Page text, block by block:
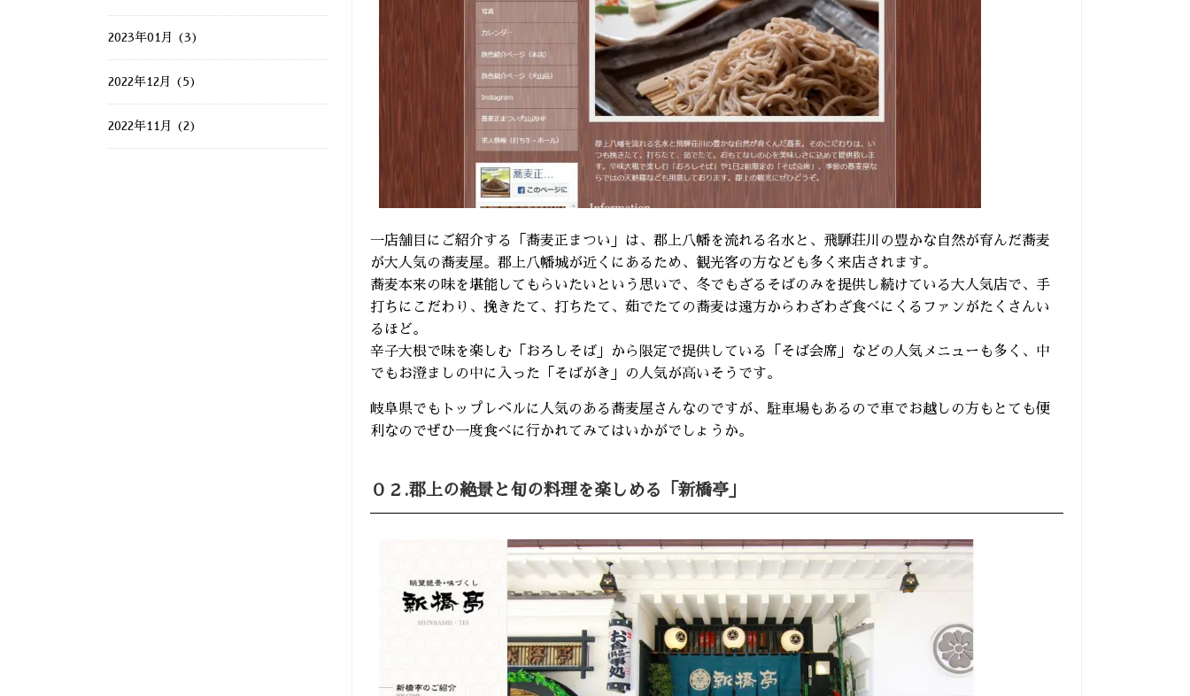
一店舗目にご紹介する「蕎麦正まつい」は、郡上八幡を流れる名水と、飛騨荘川の豊かな自然が育んだ蕎麦
が大人気の蕎麦屋。郡上八幡城が近くにあるため、観光客の方なども多く来店されます。
蕎麦本来の味を堪能してもらいたいという思いで、冬でもざるそばのみを提供し続けている大人気店で、手
打ちにこだわり、挽きたて、打ちたて、茹でたての蕎麦は遠方からわざわざ食べにくるファンがたくさんい
るほど。
辛子大根で味を楽しむ「おろしそば」から限定で提供している「そば会席」などの人気メニューも多く、中
でもお澄ましの中に入った「そばがき」の人気が高いそうです。
岐阜県でもトップレベルに人気のある蕎麦屋さんなのですが、駐車場もあるので車でお越しの方もとても便
利なのでぜひ一度食べに行かれてみてはいかがでしょうか。
０２.郡上の絶景と旬の料理を楽しめる「新橋亭」
2023年01月 (3)
2022年12月 (5)
2022年11月 (2)